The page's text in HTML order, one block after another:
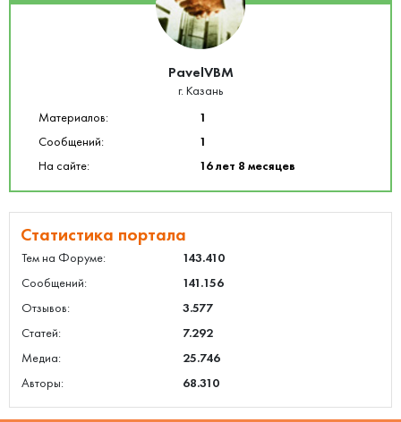
PavelVBM
г. Казань
Материалов:
1
Сообщений:
1
На сайте:
16 лет 8 месяцев
Статистика портала
Тем на Форуме:
143.410
Сообщений:
141.156
Отзывов:
3.577
Статей:
7.292
Медиа:
25.746
Авторы:
68.310